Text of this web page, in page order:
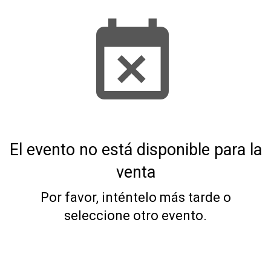
El evento no está disponible para la
venta
Por favor, inténtelo más tarde o
seleccione otro evento.